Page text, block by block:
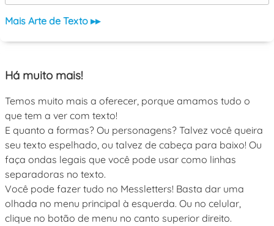
Mais Arte de Texto ▸▸
Há muito mais!
Temos muito mais a oferecer, porque amamos tudo o
que tem a ver com texto!
E quanto a formas? Ou personagens? Talvez você queira
seu texto espelhado, ou talvez de cabeça para baixo! Ou
faça ondas legais que você pode usar como linhas
separadoras no texto.
Você pode fazer tudo no Messletters! Basta dar uma
olhada no menu principal à esquerda. Ou no celular,
clique no botão de menu no canto superior direito.